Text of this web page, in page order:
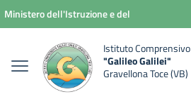
Vai ai contenuti
Vai al menu di navigazione
Vai al footer
Ministero dell'Istruzione e del
Istituto Comprensivo
"Galileo Galilei"
Gravellona Toce (VB)